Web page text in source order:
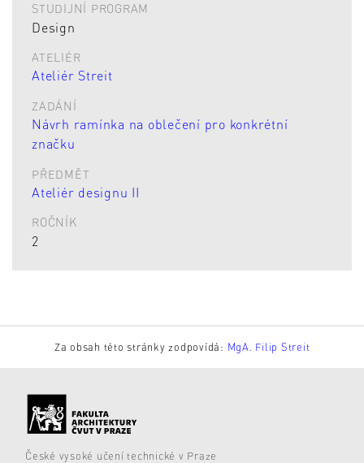
STUDIJNÍ PROGRAM
Design
ATELIÉR
Ateliér Streit
ZADÁNÍ
Návrh ramínka na oblečení pro konkrétní
značku
PŘEDMĚT
Ateliér designu II
ROČNÍK
2
Za obsah této stránky zodpovídá: MgA. Filip Streit
České vysoké učení technické v Praze